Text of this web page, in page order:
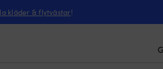
kläder & flytvästar!
Här köper duRegatta AquaSafe.
Regatta AquaSafe-modeller är lätta